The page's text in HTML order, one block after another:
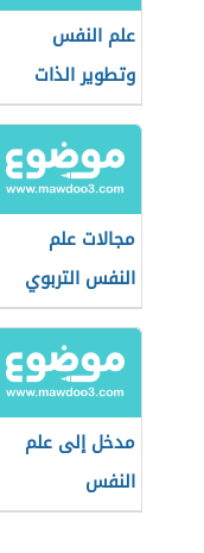
علم النفس
وتطوير الذات
مجالات علم
النفس التربوي
مدخل إلى علم
النفس